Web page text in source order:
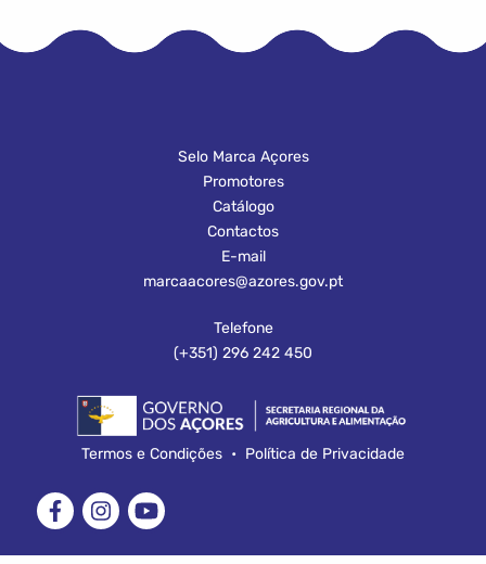
Selo Marca Açores
Promotores
Catálogo
Contactos
E-mail
marcaacores@azores.gov.pt
Telefone
(+351) 296 242 450
Termos e Condições • Política de Privacidade